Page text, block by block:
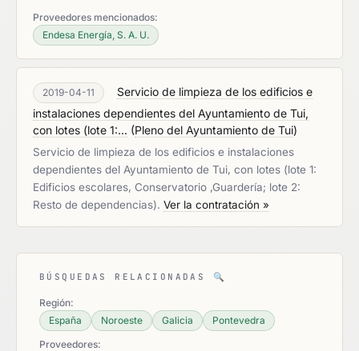
Proveedores mencionados:
Endesa Energía, S. A. U.
2019-04-11
Servicio de limpieza de los edificios e
instalaciones dependientes del Ayuntamiento de Tui,
con lotes (lote 1:... (Pleno del Ayuntamiento de Tui)
Servicio de limpieza de los edificios e instalaciones
dependientes del Ayuntamiento de Tui, con lotes (lote 1:
Edificios escolares, Conservatorio ,Guardería; lote 2:
Resto de dependencias). Ver la contratación »
BÚSQUEDAS RELACIONADAS 🔍
Región:
España
Noroeste Galicia
Pontevedra
Proveedores: